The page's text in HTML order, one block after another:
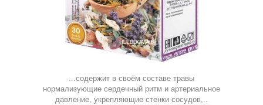
...содержит в своём составе травы
нормализующие сердечный ритм и артериальное
давление, укрепляющие стенки сосудов,..